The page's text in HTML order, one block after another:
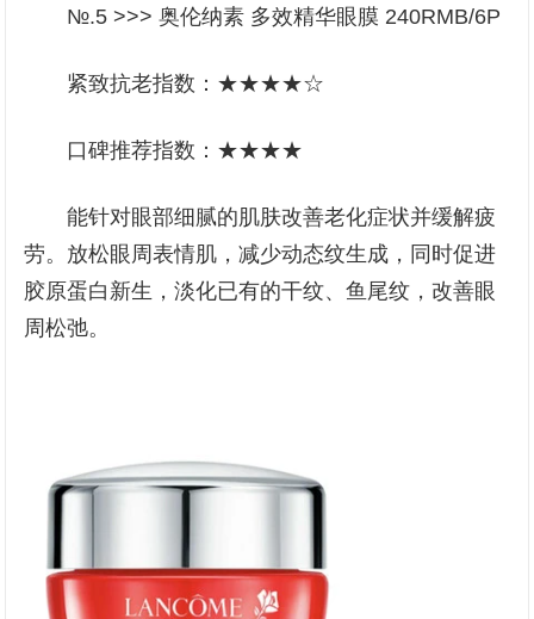
№.5 >>> 奥伦纳素 多效精华眼膜 240RMB/6P
紧致抗老指数：★★★★☆
口碑推荐指数：★★★★
能针对眼部细腻的肌肤改善老化症状并缓解疲
劳。放松眼周表情肌，减少动态纹生成，同时促进
胶原蛋白新生，淡化已有的干纹、鱼尾纹，改善眼
周松弛。